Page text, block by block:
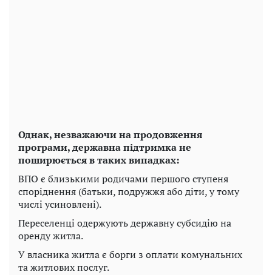
Однак, незважаючи на продовження
програми, державна підтримка не
поширюється в таких випадках:
ВПО є близькими родичами першого ступеня
споріднення (батьки, подружжя або діти, у тому
числі усиновлені).
Переселенці одержують державну субсидію на
оренду житла.
У власника житла є борги з оплати комунальних
та житлових послуг.